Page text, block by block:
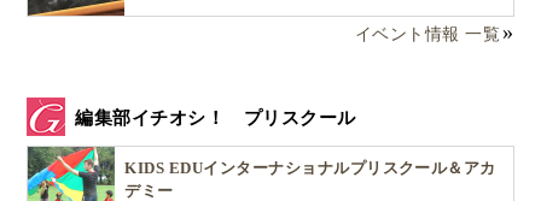
イベント情報 一覧
編集部イチオシ！ プリスクール
KIDS EDUインターナショナルプリスクール＆アカ
デミー